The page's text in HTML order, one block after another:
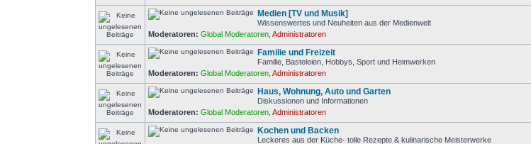
Medien [TV und Musik]
Wissenswertes und Neuheiten aus der Medienwelt
Moderatoren: Global Moderatoren ,Administratoren
Familie und Freizeit
Familie, Basteleien, Hobbys, Sport und Heimwerken
Moderatoren: Global Moderatoren ,Administratoren
Haus, Wohnung, Auto und Garten
Diskussionen und Informationen
Moderatoren: Global Moderatoren ,Administratoren
Kochen und Backen
Leckeres aus der Küche- tolle Rezepte & kulinarische Meisterwerke